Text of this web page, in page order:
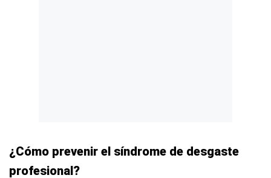
¿Cómo prevenir el síndrome de desgaste
profesional?